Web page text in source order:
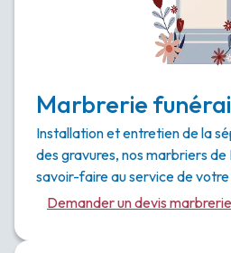
Marbrerie
Installation et entretien de la
des gravures, nos marbriers
savoir-faire au service de
Demander un devis marbrerie